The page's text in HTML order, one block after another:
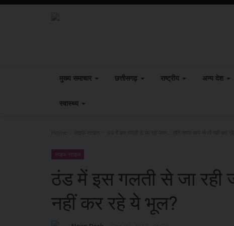
मुख्य समाचार छत्तीसगढ़ राष्ट्रीय अन्य देश
स्वास्थ्य
लाइफ स्टाइल
ठंड में इस गलती से जा रही
नहीं कर रहे ये भूल?